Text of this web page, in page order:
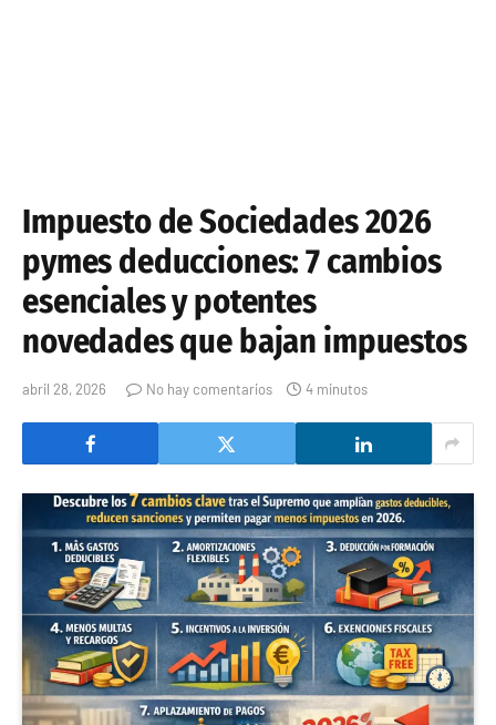
Impuesto de Sociedades 2026
pymes deducciones: 7 cambios
esenciales y potentes
novedades que bajan impuestos
abril 28, 2026 No hay comentarios 4 minutos